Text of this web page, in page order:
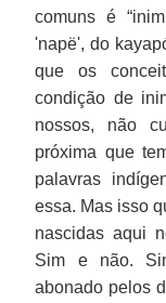
comuns é
'napë', do
que os
condição de
nossos, não
próxima que
palavras
essa. Mas isso
nascidas aqui
Sim e não.
abonado pelos